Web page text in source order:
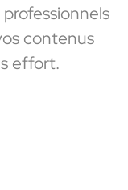
contenus
effort.